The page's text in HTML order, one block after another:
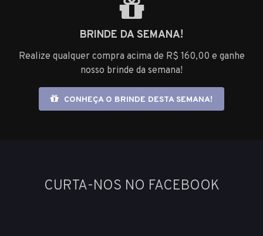
BRINDE DA SEMANA!
Realize qualquer compra acima de R$ 160,00 e ganhe
nosso brinde da semana!
CONHEÇA O BRINDE DESTA SEMANA!
CURTA-NOS NO FACEBOOK